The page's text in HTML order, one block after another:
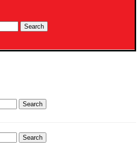
Search
Search
Search